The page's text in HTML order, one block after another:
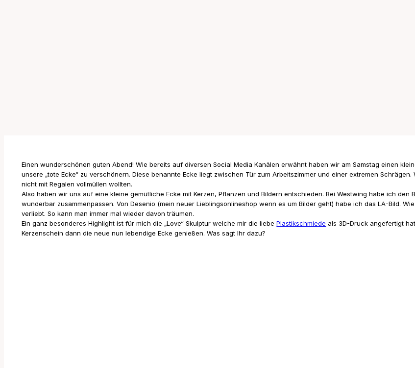
Einen wunderschönen guten Abend! Wie bereits auf diversen Social Media Kanälen erwähnt haben wir am Samstag einen
unsere „tote Ecke“ zu verschönern. Diese benannte Ecke liegt zwischen Tür zum Arbeitszimmer und einer extremen
nicht mit Regalen vollmüllen wollten.
Also haben wir uns auf eine kleine gemütliche Ecke mit Kerzen, Pflanzen und Bildern entschieden. Bei Westwing habe ich
wunderbar zusammenpassen. Von Desenio (mein neuer Lieblingsonlineshop wenn es um Bilder geht) habe ich das LA-Bild.
verliebt. So kann man immer mal wieder davon träumen.
Ein ganz besonderes Highlight ist für mich die „Love“ Skulptur welche mir die liebePlastikschmiede als 3D-Druck angefertigt
Kerzenschein dann die neue nun lebendige Ecke genießen. Was sagt Ihr dazu?